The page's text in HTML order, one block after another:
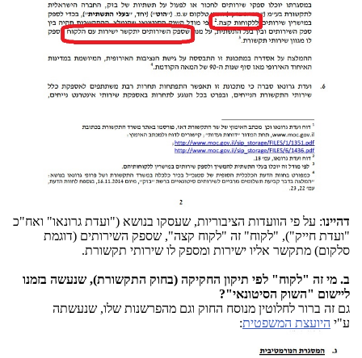
דהיינו: על פי הוועדות הציבוריות, שעסקו בנושא ("ועדת גרונאו" ואח"כ
"ועדת חייק"), "לקוח" זה "לקוח קצה", שספק השירותים (דוגמת
סלקום) מתקשר אליו ישירות ומספק לו שירותי תקשורת.
ב. מי זה "לקוח" לפי תיקון החקיקה (בחוק התקשורת), שנעשה בזמנו
ליישום "השוק הסיטונאי"?
גם זה ברור לחלוטין מנוסח החוק וגם מהפרשנות שלו, שנעשתה
ע"י היועצת המשפטית: